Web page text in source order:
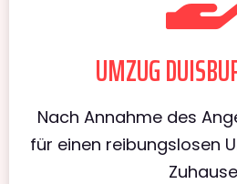
UMZUG
Nach Annahme des
für einen reibungslosen